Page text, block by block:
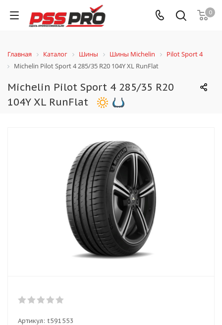
0
Главная Каталог Шины Шины Michelin
Pilot Sport 4
Michelin Pilot Sport 4 285/35 R20 104Y XL RunFlat
Michelin Pilot Sport 4 285/35 R20
104Y XL RunFlat
Артикул: t591553